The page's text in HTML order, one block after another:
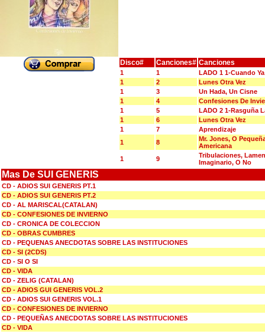
Disco# Canciones# Canciones
1 1
LADO 1 1-Cuando
1
2
Lunes Otra Vez
1
3
Un Hada, Un Cisne
1
4
Confesiones De
1
5
LADO 2 1-Rasguña
1
6
Lunes Otra Vez
1
7
Aprendizaje
1
8
Mr. Jones, O
Americana
1
9
Tribulaciones,
Imaginario, O No
Mas De SUI GENERIS
CD - ADIOS SUI GENERIS PT.1
CD - ADIOS SUI GENERIS PT.2
CD - AL MARISCAL(CATALAN)
CD - CONFESIONES DE INVIERNO
CD - CRONICA DE COLECCION
CD - OBRAS CUMBRES
CD - PEQUENAS ANECDOTAS SOBRE LAS INSTITUCIONES
CD - SI (2CDS)
CD - SI O SI
CD - VIDA
CD - ZELIG (CATALAN)
CD - ADIOS GUI GENERIS VOL.2
CD - ADIOS SUI GENERIS VOL.1
CD - CONFESIONES DE INVIERNO
CD - PEQUEÑAS ANECDOTAS SOBRE LAS INSTITUCIONES
CD - VIDA